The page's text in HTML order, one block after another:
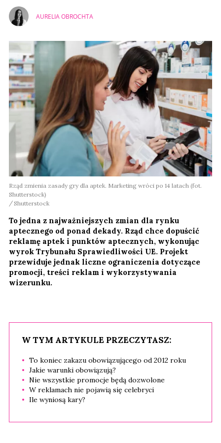
AURELIA OBROCHTA
Rząd zmienia zasady gry dla aptek. Marketing wróci po 14 latach (fot.
Shutterstock)
Shutterstock
To jedna z najważniejszych zmian dla rynku
aptecznego od ponad dekady. Rząd chce dopuścić
reklamę aptek i punktów aptecznych, wykonując
wyrok Trybunału Sprawiedliwości UE. Projekt
przewiduje jednak liczne ograniczenia dotyczące
promocji, treści reklam i wykorzystywania
wizerunku.
W TYM ARTYKULE PRZECZYTASZ:
To koniec zakazu obowiązującego od 2012 roku
Jakie warunki obowiązują?
Nie wszystkie promocje będą dozwolone
W reklamach nie pojawią się celebryci
Ile wyniosą kary?